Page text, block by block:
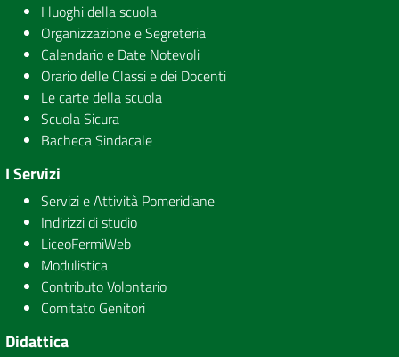
I luoghi della scuola
Organizzazione e Segreteria
Calendario e Date Notevoli
Orario delle Classi e dei Docenti
Le carte della scuola
Scuola Sicura
Bacheca Sindacale
I Servizi
Servizi e Attività Pomeridiane
Indirizzi di studio
LiceoFermiWeb
Modulistica
Contributo Volontario
Comitato Genitori
Didattica